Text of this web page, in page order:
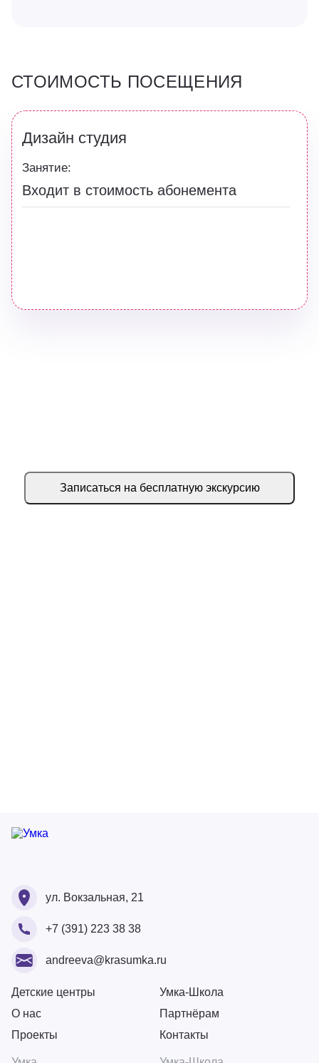
СТОИМОСТЬ ПОСЕЩЕНИЯ
Дизайн студия
Занятие:
Входит в стоимость абонемента
Записаться на бесплатную экскурсию
ул. Вокзальная, 21
+7 (391) 223 38 38
andreeva@krasumka.ru
Детские центры
Умка-Школа
О нас
Партнёрам
Проекты
Контакты
Ваш Email
Ваш номер
Ваше ФИО
Ваше сообщение